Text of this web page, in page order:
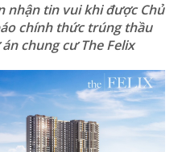
nhận tin vui khi được Chủ
chính thức trúng thầu
chung cư The Felix